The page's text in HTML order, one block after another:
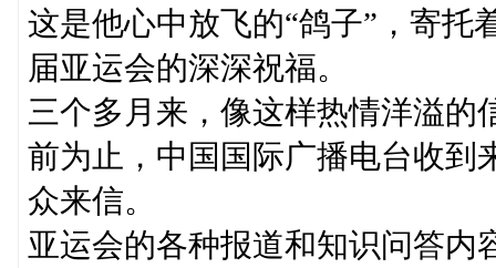
这是他心中放飞的“鸽子”，寄托
届亚运会的深深祝福。
三个多月来，像这样热情洋溢的
前为止，中国国际广播电台收到
众来信。
亚运会的各种报道和知识问答内